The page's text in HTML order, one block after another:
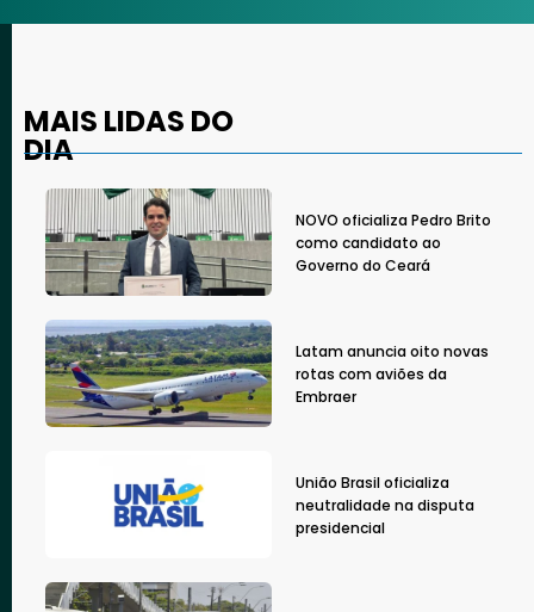
MAIS LIDAS DO
DIA
NOVO oficializa Pedro Brito
como candidato ao
Governo do Ceará
Latam anuncia oito novas
rotas com aviões da
Embraer
União Brasil oficializa
neutralidade na disputa
presidencial